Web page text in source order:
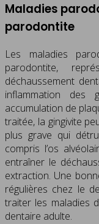
Maladies
parodontite
Les maladies
parodontite,
déchaussement
inflammation des
accumulation de
traitée, la gingivite
plus grave qui
compris l’os
entraîner le
extraction. Une
régulières chez le
traiter les maladies
dentaire adulte.